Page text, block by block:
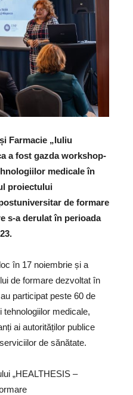
Farmacie „Iuliu
a fost gazda workshop-
medicale în
proiectului
de formare
s-a derulat în perioada
în 17 noiembrie și a
de formare dezvoltat în
participat peste 60 de
tehnologiilor medicale,
ai autorităților publice
de sănătate.
„HEALTHESIS –